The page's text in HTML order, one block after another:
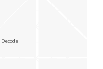
Decode